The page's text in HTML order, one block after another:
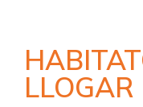
LLOGAR